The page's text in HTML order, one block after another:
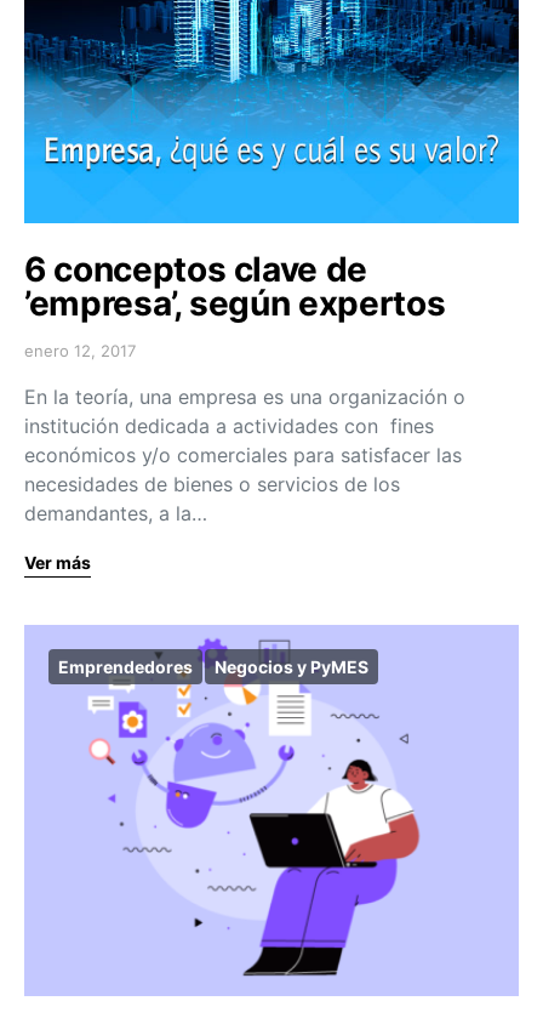
6 conceptos clave de
’empresa’, según expertos
enero 12, 2017
En la teoría, una empresa es una organización o
institución dedicada a actividades con fines
económicos y/o comerciales para satisfacer las
necesidades de bienes o servicios de los
demandantes, a la…
Ver más
Emprendedores Negocios y PyMES